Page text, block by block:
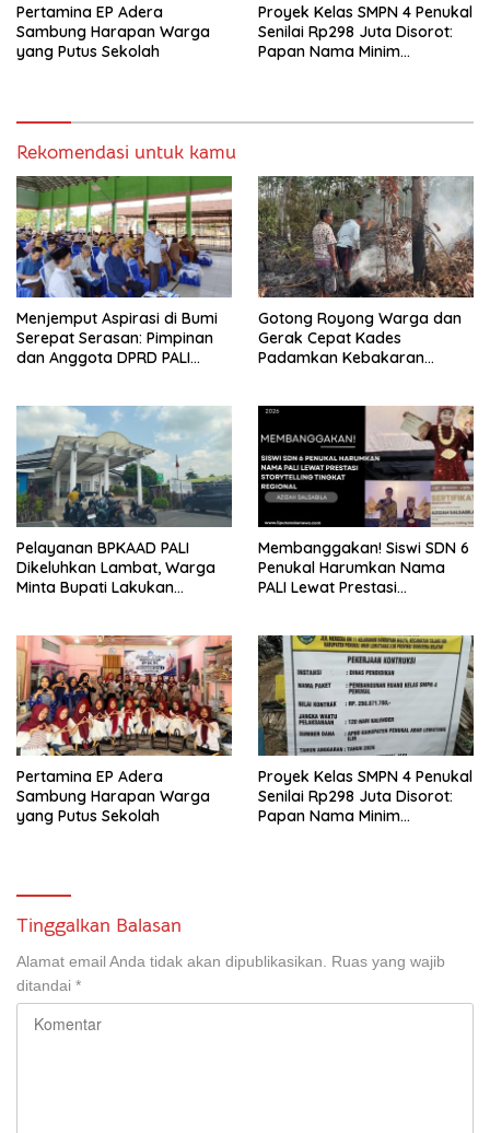
Pertamina EP Adera
Sambung Harapan Warga
yang Putus Sekolah
Proyek Kelas SMPN 4 Penukal
Senilai Rp298 Juta Disorot:
Papan Nama Minim
Rekomendasi untuk kamu
Menjemput Aspirasi di Bumi
Serepat Serasan: Pimpinan
dan Anggota DPRD PALI
Melalui Reses Ke-2 Tahun
2026
Gotong Royong Warga dan
Gerak Cepat Kades
Padamkan Kebakaran
Pelayanan BPKAAD PALI
Dikeluhkan Lambat, Warga
Minta Bupati Lakukan
Membanggakan! Siswi SDN 6
Penukal Harumkan Nama
PALI Lewat Prestasi
Pertamina EP Adera
Sambung Harapan Warga
yang Putus Sekolah
Proyek Kelas SMPN 4 Penukal
Senilai Rp298 Juta Disorot:
Papan Nama Minim
Tinggalkan Balasan
Alamat email Anda tidak akan dipublikasikan. Ruas yang wajib
ditandai *